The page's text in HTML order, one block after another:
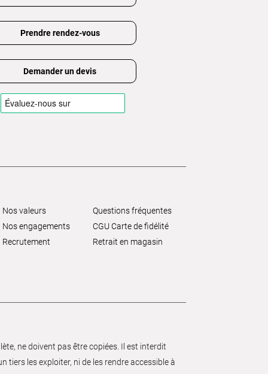
Prendre rendez-vous
Demander un devis
Nos valeurs
Nos engagements
Recrutement
Questions fréquentes
CGU Carte de fidélité
Retrait en magasin
ne doivent pas être copiées. Il est interdit
tiers les exploiter, ni de les rendre accessible à